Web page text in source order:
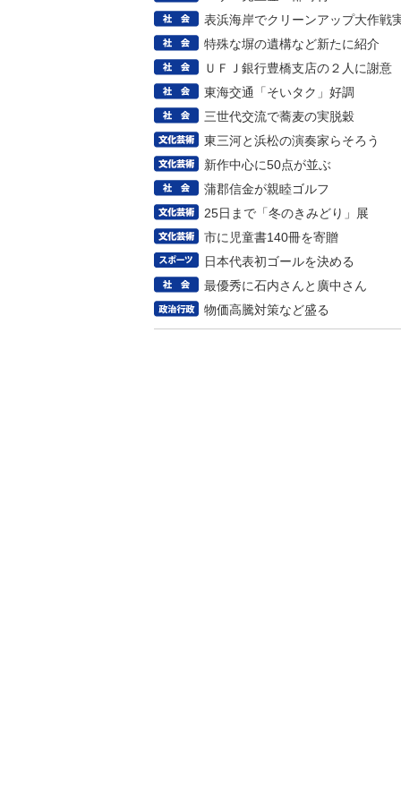
表浜海岸でクリーンアップ大作戦
特殊な塀の遺構など新たに紹介
ＵＦＪ銀行豊橋支店の２人に謝意
東海交通「そいタク」好調
三世代交流で蕎麦の実脱穀
東三河と浜松の演奏家らそろう
新作中心に50点が並ぶ
蒲郡信金が親睦ゴルフ
25日まで「冬のきみどり」展
市に児童書140冊を寄贈
日本代表初ゴールを決める
最優秀に石内さんと廣中さん
物価高騰対策など盛る